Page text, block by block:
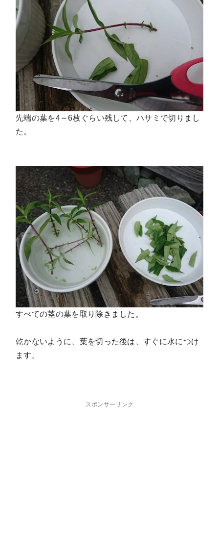
先端の葉を4～6枚ぐらい残して、ハサミで切りまし
た。
すべての茎の葉を取り除きました。
乾かないように、葉を切った後は、すぐに水につけ
ます。
スポンサーリンク